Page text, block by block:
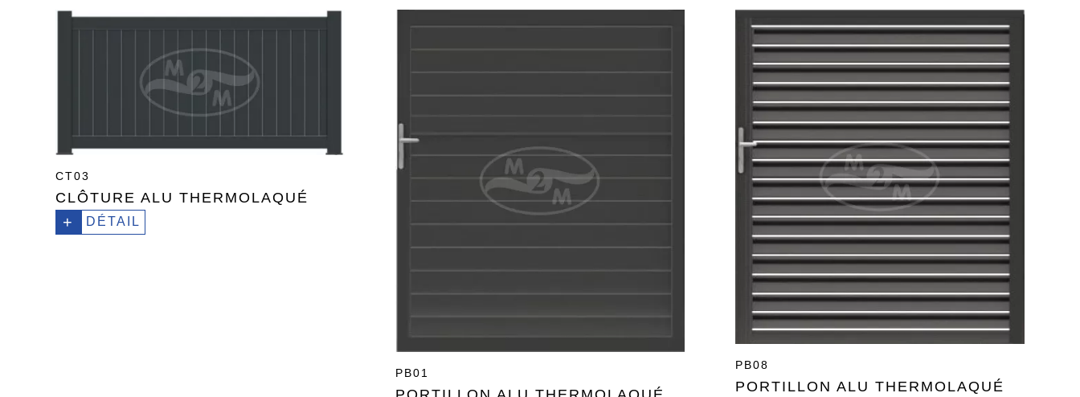
CT03
CLÔTURE ALU THERMOLAQUÉ
+ DÉTAIL
PB01
PB08
PORTILLON ALU THERMOLAQUÉ